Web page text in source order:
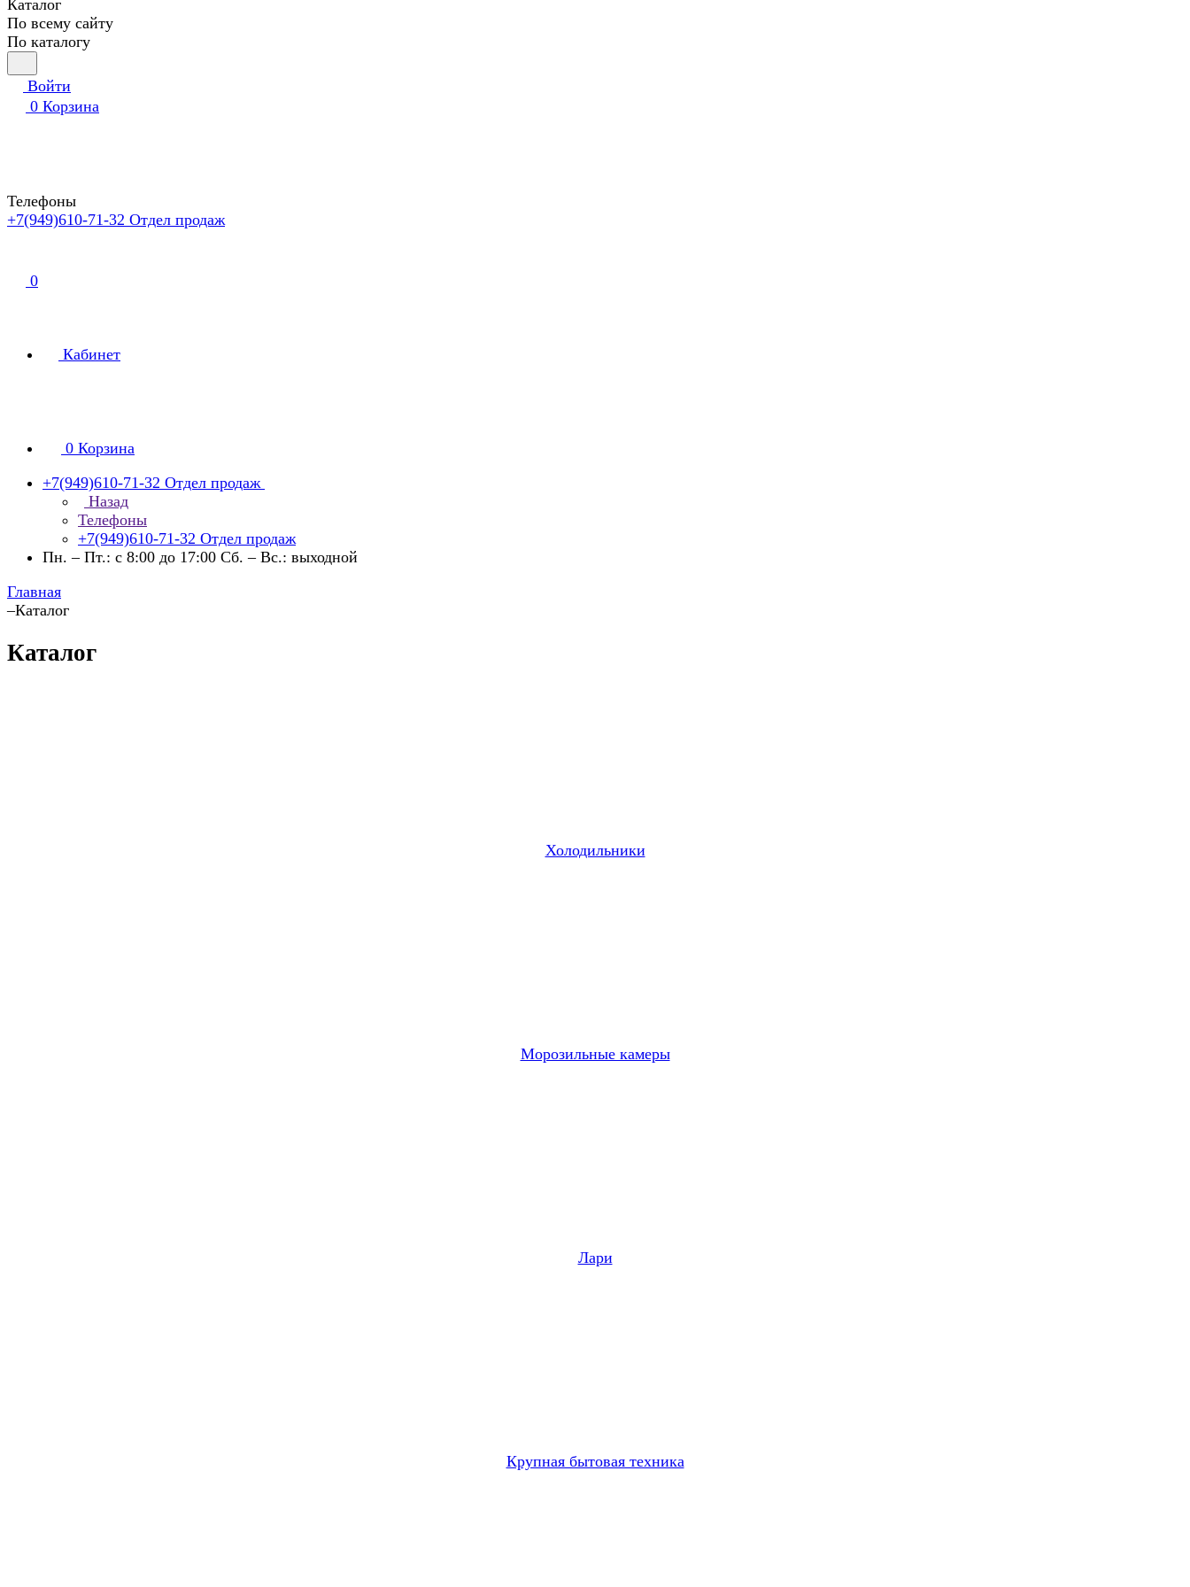
Каталог
По всему сайту
По каталогу
Войти
0 Корзина
Телефоны
+7(949)610-71-32 Отдел продаж
0
Кабинет
0 Корзина
+7(949)610-71-32 Отдел продаж
Назад
Телефоны
+7(949)610-71-32 Отдел продаж
Пн. – Пт.: с 8:00 до 17:00 Сб. – Вс.: выходной
Главная
–Каталог
Каталог
Холодильники
Морозильные камеры
Лари
Крупная бытовая техника